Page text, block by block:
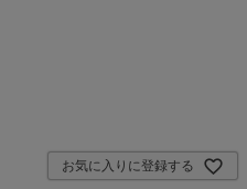
お気に入りに登録する